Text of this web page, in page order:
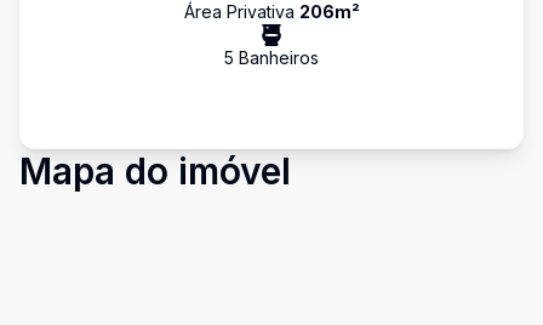
Área Privativa 206m²
5 Banheiros
Mapa do imóvel